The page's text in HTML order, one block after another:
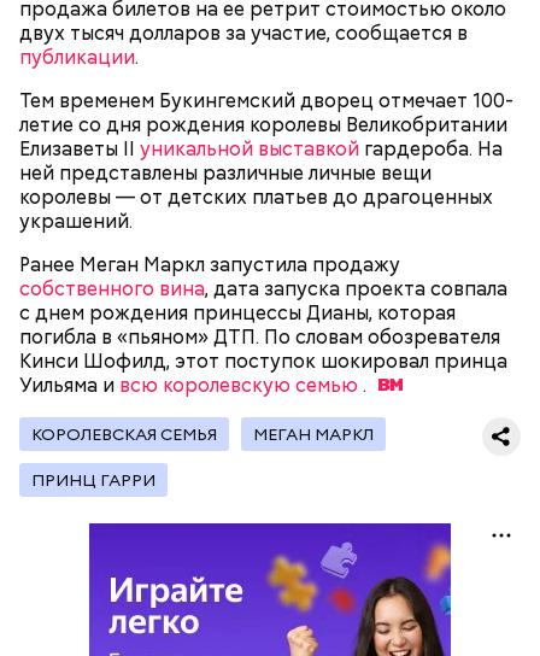
продажа билетов на ее ретрит стоимостью около
двух тысяч долларов за участие, сообщается в
публикации.
Тем временем Букингемский дворец отмечает 100-
летие со дня рождения королевы Великобритании
Елизаветы II уникальной выставкой гардероба. На
ней представлены различные личные вещи
королевы — от детских платьев до драгоценных
украшений.
Ранее Меган Маркл запустила продажу
собственного вина, дата запуска проекта совпала
с днем рождения принцессы Дианы, которая
погибла в «пьяном» ДТП. По словам обозревателя
Кинси Шофилд, этот поступок шокировал принца
Уильяма и всю королевскую семью .
КОРОЛЕВСКАЯ СЕМЬЯ МЕГАН МАРКЛ
ПРИНЦ ГАРРИ
Остров Сокотра, Йемен
Фото: Shutterstock